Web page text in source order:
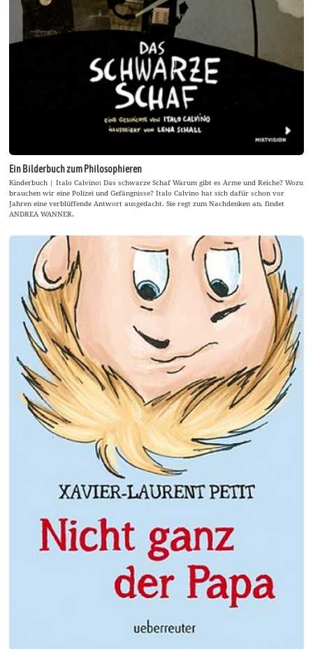
Ein Bilderbuch zum Philosophieren
Kinderbuch | Italo Calvino: Das schwarze Schaf Warum gibt es Arme und Reiche? Wozu
brauchen wir eine Polizei und Gefängnisse? Italo Calvino hat sich dafür schon vor
Jahren eine verblüffende Antwort ausgedacht. Sie regt zum Nachdenken an, findet
ANDREA WANNER.